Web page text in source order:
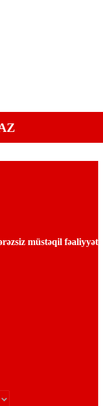
müstəqil fəaliyyət